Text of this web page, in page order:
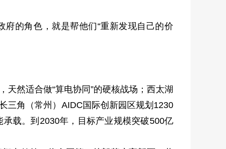
的角色，就是帮他们“重新发现自己的价
然适合做“算电协同”的硬核战场；西太湖
三角（常州）AIDC国际创新园区规划1230
载。到2030年，目标产业规模突破500亿